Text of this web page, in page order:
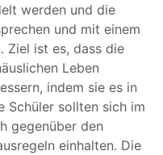
werden und die
und mit einem
Ziel ist es, dass die
Leben
indem sie es in
Schüler sollten sich im
gegenüber den
einhalten. Die